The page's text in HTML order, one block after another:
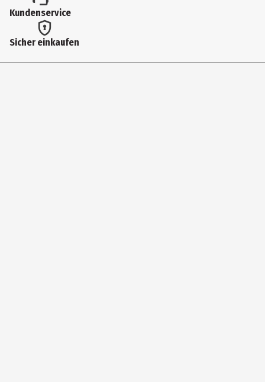
9 Jahre
Artikelnummer des Herstellers
Kundenservice
Sicher einkaufen